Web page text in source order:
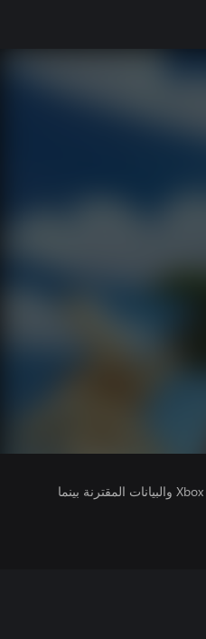
يتلقى ناشرو الألعاب التي تقوم بتشغيلها وصولاً إلى معلومات ملف تعريفك في Xbox والبيانات المقترنة بينما